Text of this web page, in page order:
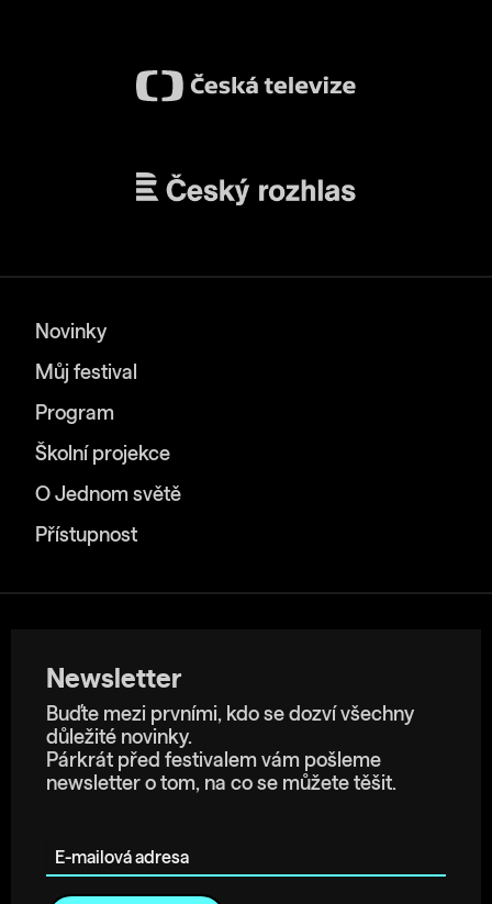
Novinky
Můj festival
Program
Školní projekce
O Jednom světě
Přístupnost
Newsletter
Buďte mezi prvními, kdo se dozví všechny
důležité novinky.
Párkrát před festivalem vám pošleme
newsletter o tom, na co se můžete těšit.